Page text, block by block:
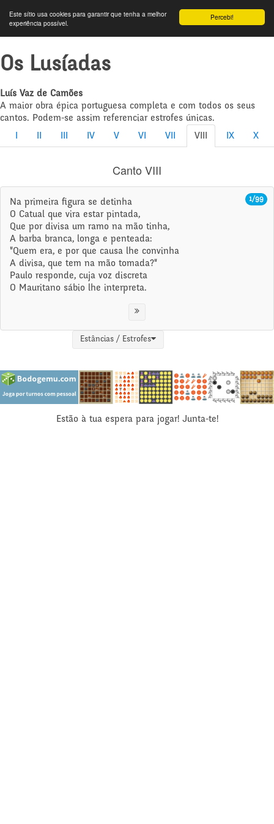
Percebi!
Este sítio usa cookies para garantir que tenha a melhor
experiência possível.
Os Lusíadas
Luís Vaz de Camões
A maior obra épica portuguesa completa e com todos os seus
cantos. Podem-se assim referenciar estrofes únicas.
IV V VI VII VIII IX X
Canto VIII
1/99
Na primeira figura se detinha
O Catual que vira estar pintada,
Que por divisa um ramo na mão tinha,
A barba branca, longa e penteada:
"Quem era, e por que causa lhe convinha
A divisa, que tem na mão tomada?"
Paulo responde, cuja voz discreta
O Mauritano sábio lhe interpreta.
Estâncias / Estrofes
Estão à tua espera para jogar! Junta-te!